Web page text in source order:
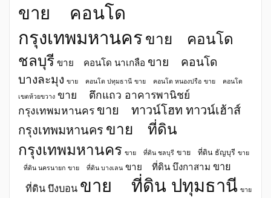
ขาย คอนโด
กรุงเทพมหานครขาย คอนโด
ชลบุรี ขาย คอนโด นาเกลือ ขาย คอนโด
บางละมุง ขาย คอนโด ปทุมธานี ขาย คอนโด หนองปรือ ขาย คอนโด
เขตห้วยขวาง ขาย ตึกแถว อาคารพานิชย์
กรุงเทพมหานคร ขาย ทาวน์โฮท ทาวน์เฮ้าส์
กรุงเทพมหานคร ขาย ที่ดิน
กรุงเทพมหานคร ขาย ที่ดิน ชลบุรี ขาย ที่ดิน ธัญบุรี ขาย
ที่ดิน นครนายก ขาย ที่ดิน บางเลน ขาย ที่ดิน บึงกาสาม ขาย
ที่ดิน บึงบอน ขาย ที่ดิน ปทุมธานี ขาย